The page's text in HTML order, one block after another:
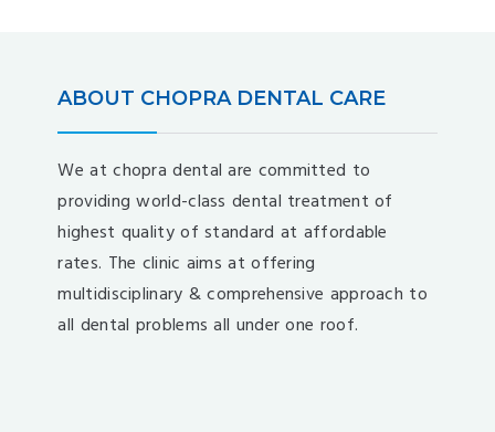
ABOUT CHOPRA DENTAL CARE
We at chopra dental are committed to
providing world-class dental treatment of
highest quality of standard at affordable
rates. The clinic aims at offering
multidisciplinary & comprehensive approach to
all dental problems all under one roof.